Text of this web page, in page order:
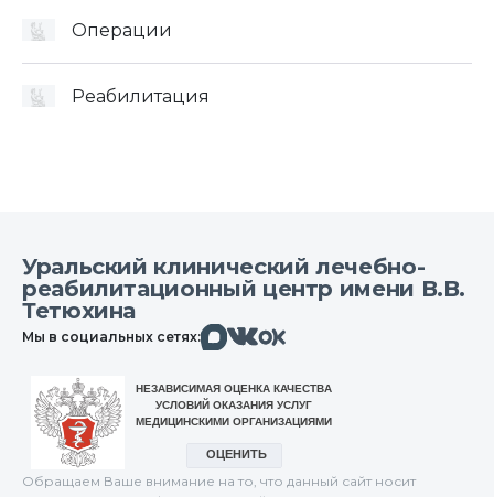
Операции
Реабилитация
Уральский клинический лечебно-
реабилитационный центр имени В.В.
Тетюхина
Мы в социальных сетях:МаксВконтактеОдноклассники
Обращаем Ваше внимание на то, что данный сайт носит